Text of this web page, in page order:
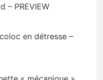
– PREVIEW
en détresse –